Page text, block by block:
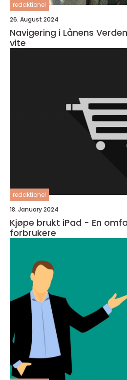
redaktionel
26. August 2024
Navigering i Lånens
vite
redaktionel
18. January 2024
Kjøpe brukt iPad - En
forbrukere